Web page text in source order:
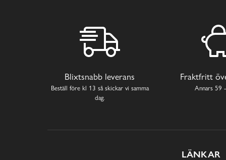
Blixtsnabb leverans
Beställ före kl 13 så skickar vi samma
dag.
Fraktfritt
Annars 59
LÄNKAR